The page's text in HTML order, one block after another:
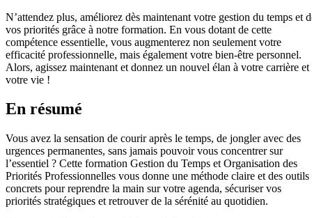
N’attendez plus, améliorez dès maintenant votre gestion du temps et
vos priorités grâce à notre formation. En vous dotant de cette
compétence essentielle, vous augmenterez non seulement votre
efficacité professionnelle, mais également votre bien-être personnel.
Alors, agissez maintenant et donnez un nouvel élan à votre carrière et
votre vie !
En résumé
Vous avez la sensation de courir après le temps, de jongler avec des
urgences permanentes, sans jamais pouvoir vous concentrer sur
l’essentiel ? Cette formation Gestion du Temps et Organisation des
Priorités Professionnelles vous donne une méthode claire et des outils
concrets pour reprendre la main sur votre agenda, sécuriser vos
priorités stratégiques et retrouver de la sérénité au quotidien.